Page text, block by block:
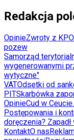
Redakcja
OpinieZwroty z
pozew
Samorząd
wygenerowanymi
wytyczne"
VATOdsetki od
PITSkarbówka
OpinieCud w
Postępowania i
doręczenia?
KontaktO nas